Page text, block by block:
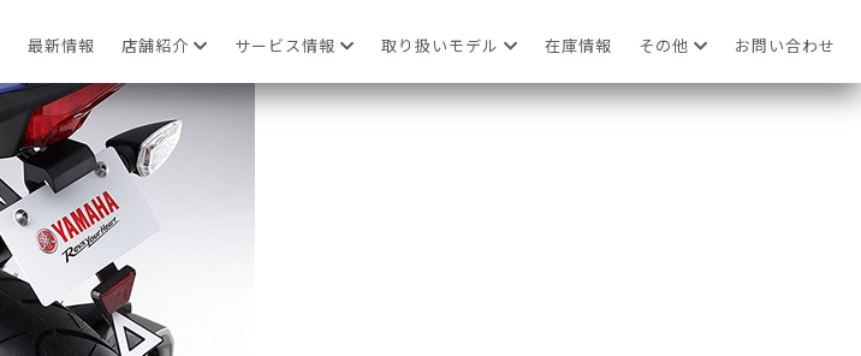
最新情報 店舗紹介 サービス情報 取り扱いモデル 在庫情報 その他 お問い合わせ